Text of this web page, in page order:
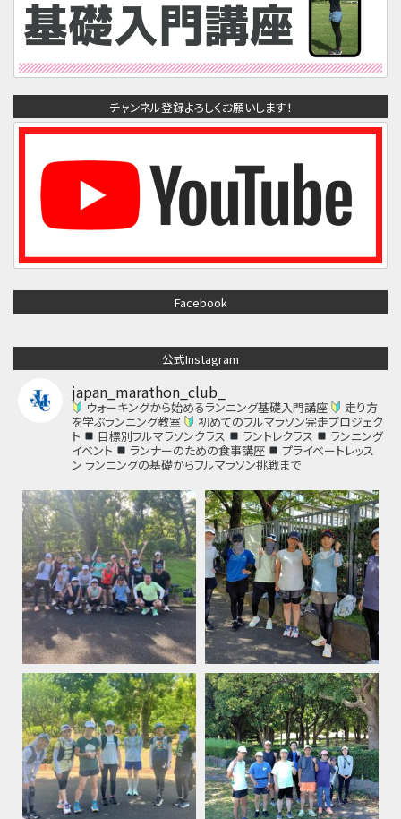
チャンネル登録よろしくお願いします！
Facebook
公式Instagram
japan_marathon_club_
ウォーキングから始めるランニング基礎入門講座
走り方
を学ぶランニング教室
初めてのフルマラソン完走プロジェク
ト
目標別フルマラソンクラス ラントレクラス
ランニング
イベント
ランナーのための食事講座
プライベートレッス
ン ランニングの基礎からフルマラソン挑戦まで